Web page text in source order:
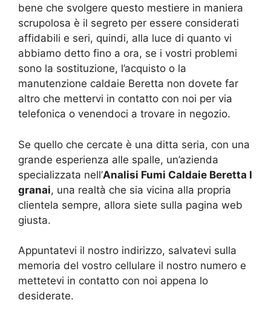
bene che svolgere questo mestiere in maniera
scrupolosa è il segreto per essere considerati
affidabili e seri, quindi, alla luce di quanto vi
abbiamo detto fino a ora, se i vostri problemi
sono la sostituzione, l’acquisto o la
manutenzione caldaie Beretta non dovete far
altro che mettervi in contatto con noi per via
telefonica o venendoci a trovare in negozio.
Se quello che cercate è una ditta seria, con una
grande esperienza alle spalle, un’azienda
specializzata nell’Analisi Fumi Caldaie Beretta I
granai, una realtà che sia vicina alla propria
clientela sempre, allora siete sulla pagina web
giusta.
Appuntatevi il nostro indirizzo, salvatevi sulla
memoria del vostro cellulare il nostro numero e
mettetevi in contatto con noi appena lo
desiderate.